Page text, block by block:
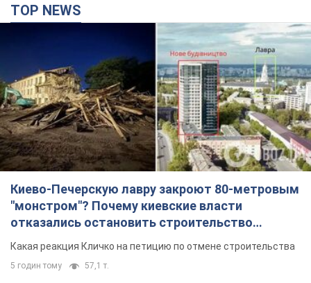
TOP NEWS
Киево-Печерскую лавру закроют 80-метровым
"монстром"? Почему киевские власти
отказались остановить строительство
небоскреба "московского верующего"
Какая реакция Кличко на петицию по отмене строительства
5 годин тому 57,1 т.